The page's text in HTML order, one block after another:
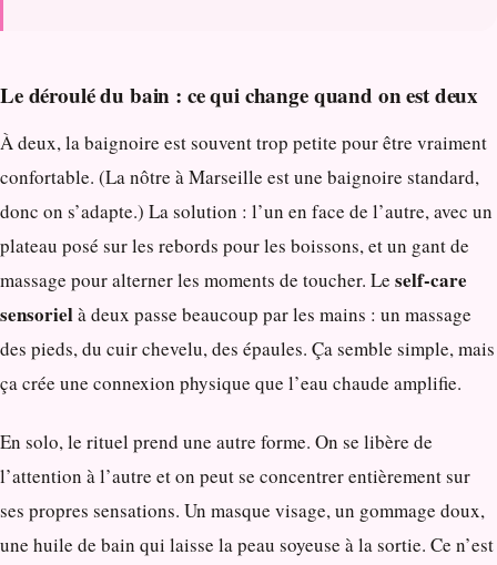
Le déroulé du bain : ce qui change quand on est deux
À deux, la baignoire est souvent trop petite pour être vraiment
confortable. (La nôtre à Marseille est une baignoire standard,
donc on s’adapte.) La solution : l’un en face de l’autre, avec un
plateau posé sur les rebords pour les boissons, et un gant de
massage pour alterner les moments de toucher. Le self-care
sensorielà deux passe beaucoup par les mains : un massage
des pieds, du cuir chevelu, des épaules. Ça semble simple, mais
ça crée une connexion physique que l’eau chaude amplifie.
En solo, le rituel prend une autre forme. On se libère de
l’attention à l’autre et on peut se concentrer entièrement sur
ses propres sensations. Un masque visage, un gommage doux,
une huile de bain qui laisse la peau soyeuse à la sortie. Ce n’est